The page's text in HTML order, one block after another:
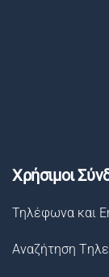
Χρήσιμοι
Τηλέφωνα και
Αναζήτηση